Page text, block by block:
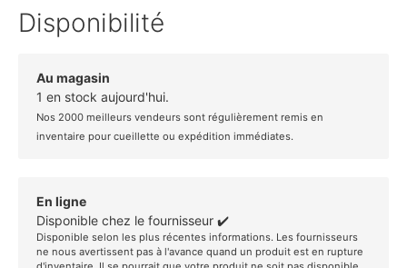
Disponibilité
Au magasin
1 en stock aujourd'hui.
Nos 2000 meilleurs vendeurs sont régulièrement remis en
inventaire pour cueillette ou expédition immédiates.
En ligne
Disponible chez le fournisseur ✔️
Disponible selon les plus récentes informations. Les fournisseurs
ne nous avertissent pas à l'avance quand un produit est en rupture